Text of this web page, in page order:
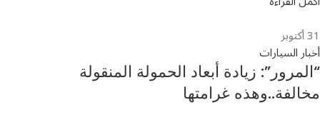
31أكتوبر
أخبار السيارات
“المرور”: زيادة أبعاد الحمولة المنقولة
مخالفة..وهذه غرامتها